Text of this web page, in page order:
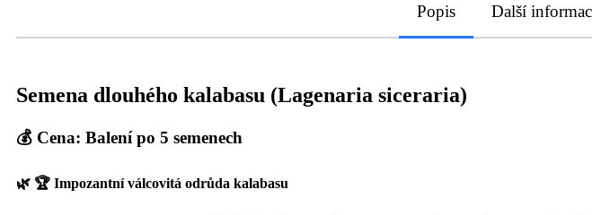
Popis Další
Semena dlouhého kalabasu (Lagenaria siceraria)
💰 Cena: Balení po 5 semenech
🌿 🏆 Impozantní válcovitá odrůda kalabasu